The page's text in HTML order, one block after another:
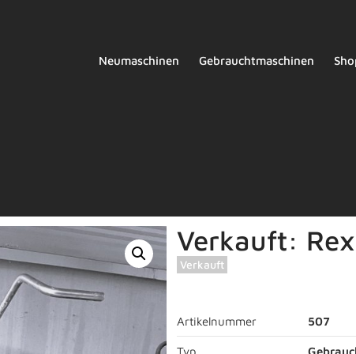
Neumaschinen Gebrauchtmaschinen
Verkauft:
Verkauft
Artikelnummer 507